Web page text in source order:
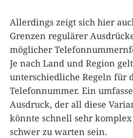
Allerdings zeigt sich hier
Grenzen regulärer
möglicher
Je nach Land und Region
unterschiedliche Regeln für
Telefonnummer. Ein
Ausdruck, der all diese
könnte schnell sehr
schwer zu warten sein.